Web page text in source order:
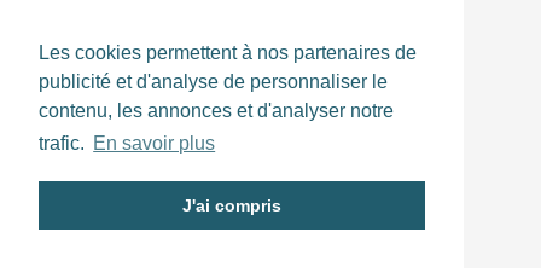
Les cookies permettent à nos partenaires de
publicité et d'analyse de personnaliser le
contenu, les annonces et d'analyser notre
trafic. En savoir plus
J'ai compris